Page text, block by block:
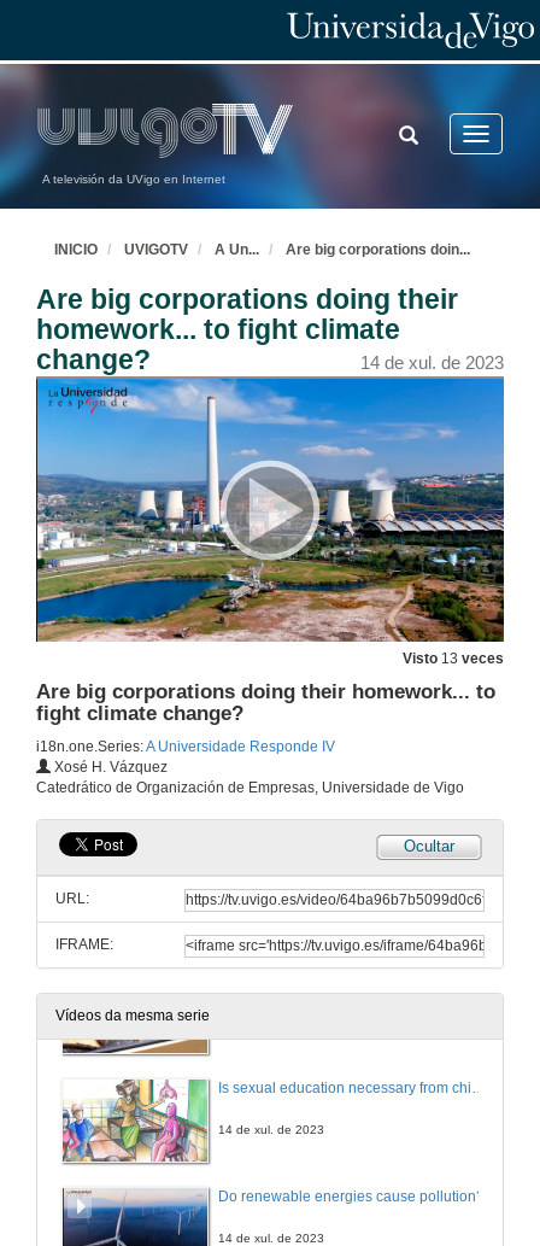
A televisión da UVigo en Internet
Toggle
TOGGLE
SEARCH
INICIO UVIGOTV A Un... Are big corporations doin...
Are big corporations doing their
homework... to fight climate
change?
14 de xul. de 2023
Visto 13 veces
Are big corporations doing their homework... to
fight climate change?
i18n.one.Series:A Universidade Responde IV
Xosé H. Vázquez
Catedrático de Organización de Empresas, Universidade de Vigo
Ocultar
URL:
IFRAME:
Vídeos da mesma serie
14 de xul. de 2023
É necesaria a educación sexual dende a infancia?
14 de xul. de 2023
A enerxías sostibles contaminan?
14 de xul. de 2023
14 de xul. de 2023
Is sexual education necessary from childhood?
14 de xul. de 2023
Do renewable energies cause pollution?
14 de xul. de 2023